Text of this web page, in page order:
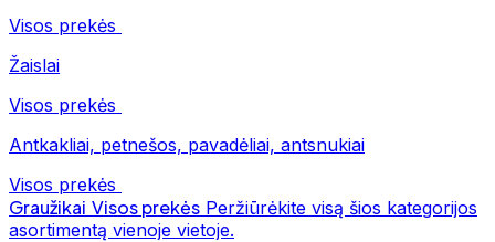
Visos prekės
Žaislai
Visos prekės
Antkakliai, petnešos, pavadėliai, antsnukiai
Visos prekės
Graužikai Visos prekės Peržiūrėkite visą šios kategorijos
asortimentą vienoje vietoje.